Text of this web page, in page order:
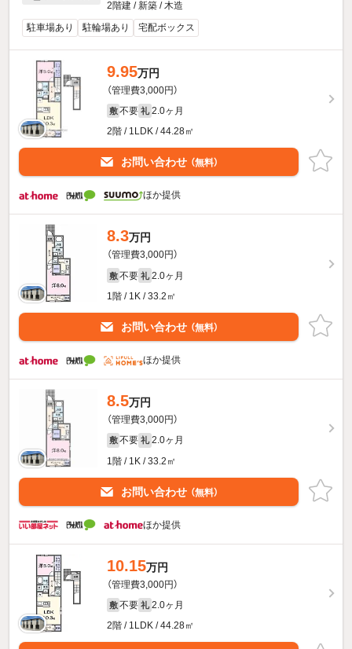
2階建 / 新築 / 木造
駐車場あり
駐輪場あり 宅配ボックス
9.95万円
（管理費3,000円）
敷 不要 礼 2.0ヶ月
2階 / 1LDK / 44.28㎡
お問い合わせ （無料）
ほか提供
8.3万円
（管理費3,000円）
敷 不要 礼 2.0ヶ月
1階 / 1K / 33.2㎡
お問い合わせ （無料）
ほか提供
8.5万円
（管理費3,000円）
敷 不要 礼 2.0ヶ月
1階 / 1K / 33.2㎡
お問い合わせ （無料）
ほか提供
10.15万円
（管理費3,000円）
敷 不要 礼 2.0ヶ月
2階 / 1LDK / 44.28㎡